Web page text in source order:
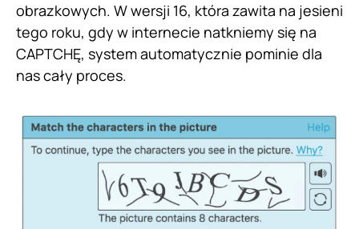
obrazkowych. W wersji 16, która zawita na jesieni
tego roku, gdy w internecie natkniemy się na
CAPTCHĘ, system automatycznie pominie dla
nas cały proces.